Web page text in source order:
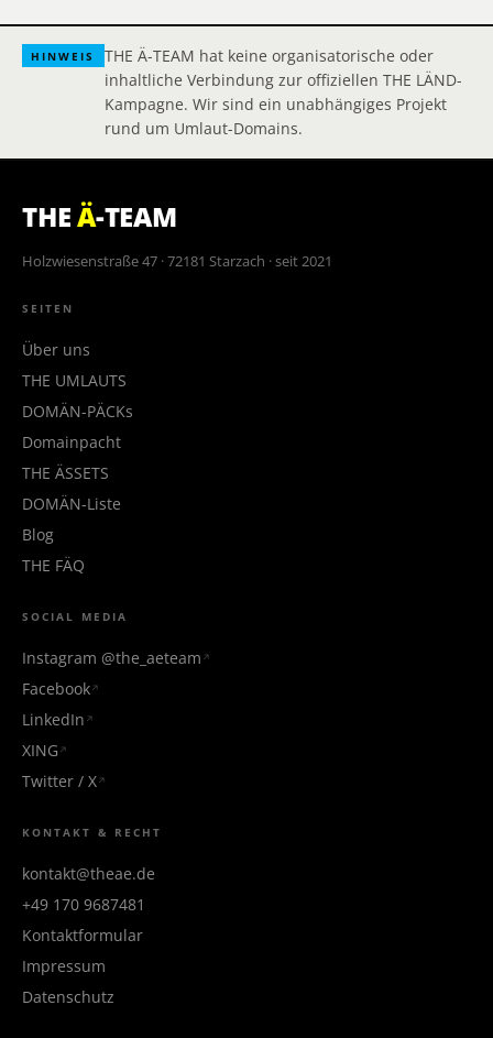
HINWEIS
THE Ä-TEAM hat keine organisatorische oder
inhaltliche Verbindung zur offiziellen THE LÄND-
Kampagne. Wir sind ein unabhängiges Projekt
rund um Umlaut-Domains.
THEÄ-TEAM
Holzwiesenstraße 47 · 72181 Starzach · seit 2021
SEITEN
Über uns
THE UMLAUTS
DOMÄN-PÄCKs
Domainpacht
THE ÄSSETS
DOMÄN-Liste
Blog
THE FÄQ
SOCIAL MEDIA
Instagram @the_aeteam
Facebook
LinkedIn
XING
Twitter / X
KONTAKT & RECHT
kontakt@theae.de
+49 170 9687481
Kontaktformular
Impressum
Datenschutz